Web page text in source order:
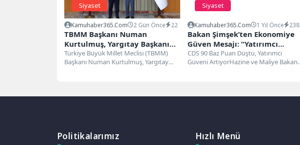
Siyaset
Kamuhaber365.com 2 Gün Önce 22
TBMM Başkanı Numan
Kurtulmuş, Yargıtay Başkanı
Ömer Kerkez’i Kabul Etti
Türkiye Büyük Millet Meclisi (TBMM)
Başkanı Numan Kurtulmuş, Yargıtay
Siyaset
Kamuhaber365.com 1 Yıl Önce 238
Bakan Şimşek’ten Ekonomiye
Güven Mesajı: “Yatırımcı
Algısında Toparlanma Var”
CDS 90 Baz Puan Düştü, Yatırımcı
Güveni ArtıyorHazine ve Maliye Bakanı
Politikalarımız Hızlı Menü